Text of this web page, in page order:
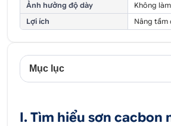
Ảnh hưởng độ dày
Không
Lợi ích
Nâng tầm
Mục lục
I. Tìm hiểu sơn cacbon